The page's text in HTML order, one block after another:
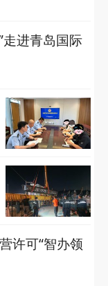
走进青岛国际
许可“智办领